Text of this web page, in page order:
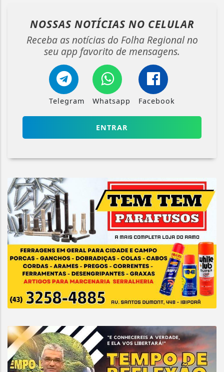
NOSSAS NOTÍCIAS NO CELULAR
Receba as notícias do Folha Regional no
seu app favorito de mensagens.
Telegram Whatsapp Facebook
ENTRAR